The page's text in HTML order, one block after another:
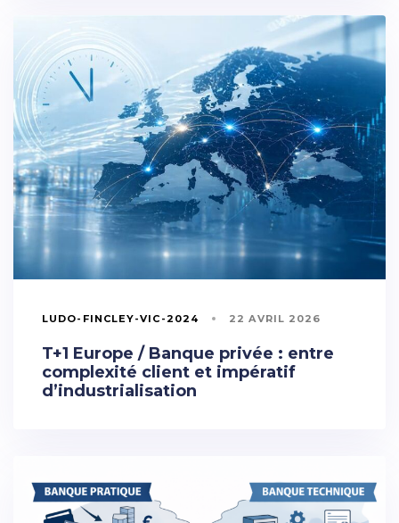
LUDO-FINCLEY-VIC-2024 22 AVRIL 2026
T+1 Europe / Banque privée : entre
complexité client et impératif
d’industrialisation